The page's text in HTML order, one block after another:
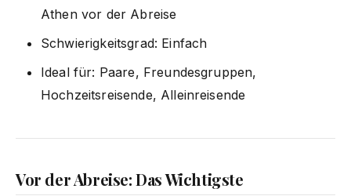
Athen vor der Abreise
Schwierigkeitsgrad: Einfach
Ideal für: Paare, Freundesgruppen,
Hochzeitsreisende, Alleinreisende
Vor der Abreise: Das Wichtigste